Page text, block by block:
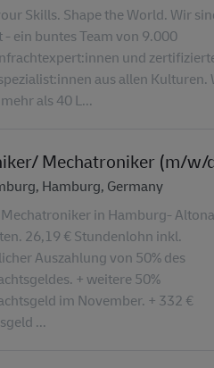
Skills. Shape the World. Wir
- ein buntes Team von 9.000
und
aus allen Kulturen.
als 40 L...
Mechatroniker (m/w/
Hamburg, Germany
in Hamburg-
26,19 € Stundenlohn inkl.
Auszahlung von 50% des
+ weitere 50%
im November. + 332 €
...